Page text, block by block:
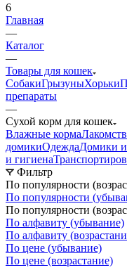
6
Главная
—
Каталог
—
Товары для кошек
СобакиГрызуныХорьки
препараты
—
Сухой корм для кошек
Влажные корма
домикиОдеждаДомики
и гигиена
Фильтр
По популярности
По популярности
По популярности
По алфавиту (убывание)
По алфавиту
По цене (убывание)
По цене (возрастание)